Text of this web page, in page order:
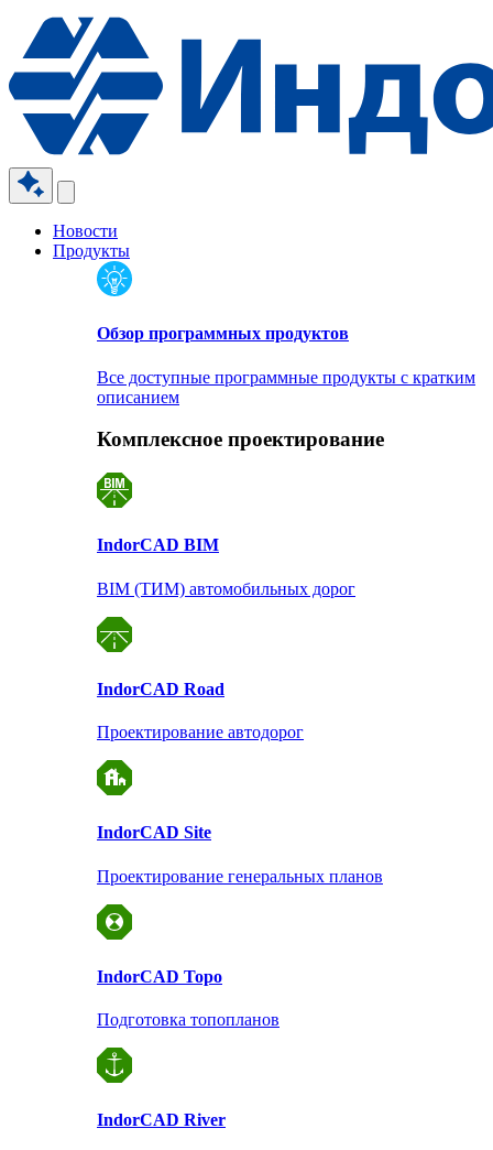
Новости
Продукты
Обзор программных продуктов
Все доступные программные продукты с кратким
описанием
Комплексное проектирование
IndorCAD BIM
BIM (ТИМ) автомобильных дорог
IndorCAD Road
Проектирование автодорог
IndorCAD Site
Проектирование генеральных планов
IndorCAD Topo
Подготовка топопланов
IndorCAD River